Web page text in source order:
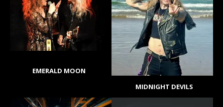
EMERALD MOON
MIDNIGHT DEVILS